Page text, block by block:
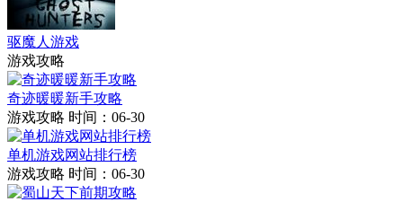
驱魔人游戏
游戏攻略
奇迹暖暖新手攻略
游戏攻略 时间：06-30
单机游戏网站排行榜
游戏攻略 时间：06-30